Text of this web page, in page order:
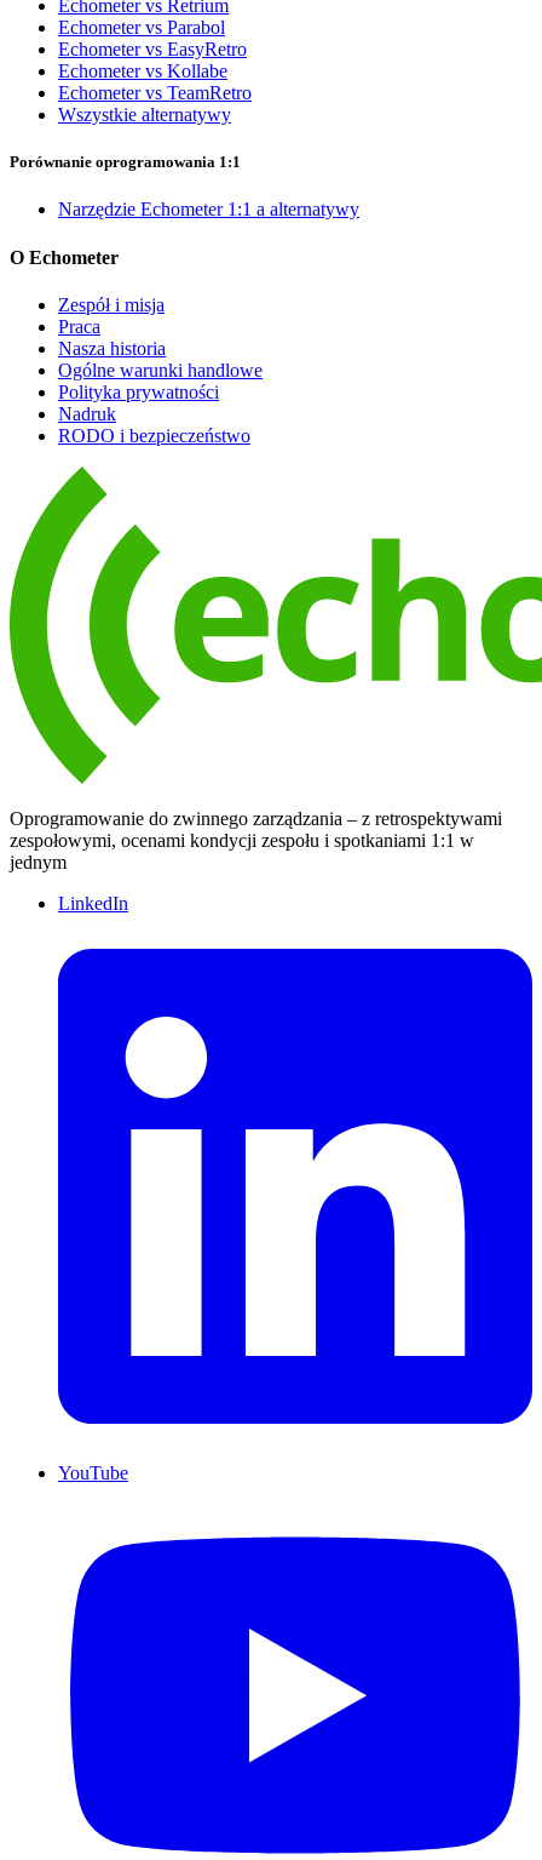
Echometer vs Retrium
Echometer vs Parabol
Echometer vs EasyRetro
Echometer vs Kollabe
Echometer vs TeamRetro
Wszystkie alternatywy
Porównanie oprogramowania 1:1
Narzędzie Echometer 1:1 a alternatywy
O Echometer
Zespół i misja
Praca
Nasza historia
Ogólne warunki handlowe
Polityka prywatności
Nadruk
RODO i bezpieczeństwo
Oprogramowanie do zwinnego zarządzania – z retrospektywami
zespołowymi, ocenami kondycji zespołu i spotkaniami 1:1 w
jednym
LinkedIn
YouTube